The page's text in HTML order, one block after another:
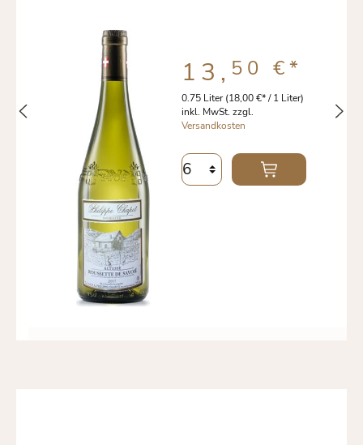
0.75 Liter(18,00 €* / 1 Liter)
inkl. MwSt. zzgl.
Versandkosten
13, 50 €*